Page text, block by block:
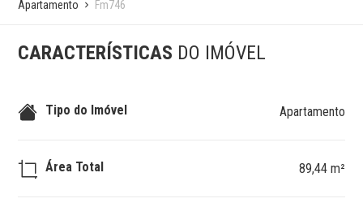
Apartamento
Fm746
CARACTERÍSTICAS DO IMÓVEL
Tipo do Imóvel Apartamento
Área Total 89,44 m²